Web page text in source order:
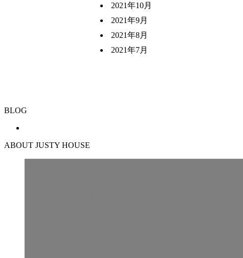
2021年10月
2021年9月
2021年8月
2021年7月
BLOG
ABOUT JUSTY HOUSE